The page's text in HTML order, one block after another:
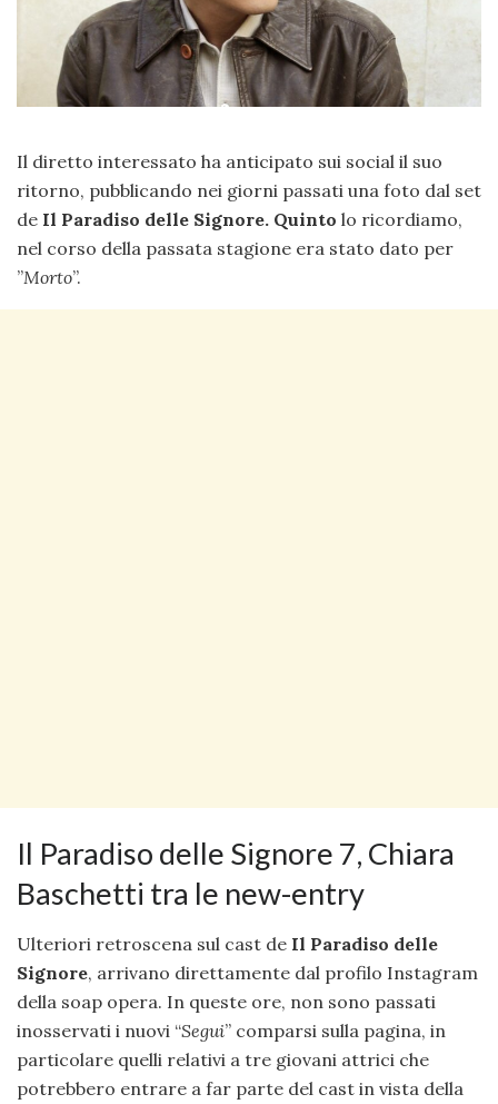
Il diretto interessato ha anticipato sui social il suo
ritorno, pubblicando nei giorni passati una foto dal set
de Il Paradiso delle Signore. Quinto lo ricordiamo,
nel corso della passata stagione era stato dato per
”Morto”.
Il Paradiso delle Signore 7, Chiara
Baschetti tra le new-entry
Ulteriori retroscena sul cast de Il Paradiso delle
Signore, arrivano direttamente dal profilo Instagram
della soap opera. In queste ore, non sono passati
inosservati i nuovi “Segui” comparsi sulla pagina, in
particolare quelli relativi a tre giovani attrici che
potrebbero entrare a far parte del cast in vista della